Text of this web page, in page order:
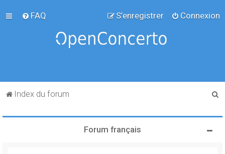
FAQ Connexion
S’enregistrer
Index du forum
Forum français